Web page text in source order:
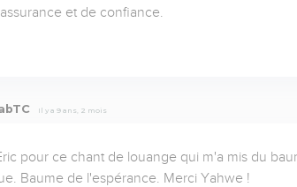
et de confiance.
Il y a 9 ans, 2 mois
pour ce chant de louange qui m'a mis du
Baume de l'espérance. Merci Yahwe !